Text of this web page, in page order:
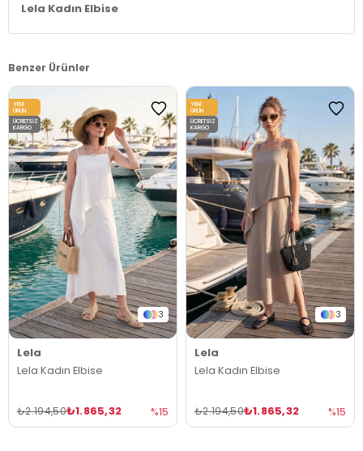
Lela Kadın Elbise
Benzer Ürünler
3
Lela
Lela Kadın Elbise
₺1.865,32
₺2.194,50 %15
YENI
ÜRÜN
ÜCRETSIZ
KARGO
3
Lela
Lela Kadın Elbise
₺1.865,32
₺2.194,50 %15
YENI
ÜRÜN
ÜCRETSIZ
KARGO